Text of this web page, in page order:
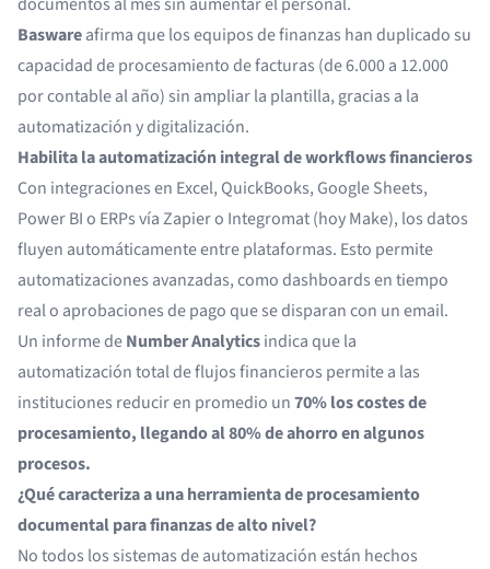
Baswareafirma que los equipos de finanzas han duplicado su
capacidad de procesamiento de facturas (de 6.000 a 12.000
por contable al año) sin ampliar la plantilla, gracias a la
automatización y digitalización.
Habilita la automatización integral de workflows financieros
Con integraciones en Excel, QuickBooks, Google Sheets,
Power BI o ERPs vía Zapier o Integromat (hoy Make), los datos
fluyen automáticamente entre plataformas. Esto permite
automatizaciones avanzadas, como dashboards en tiempo
real o aprobaciones de pago que se disparan con un email.
Un informe deNumber Analyticsindica que la
automatización total de flujos financieros permite a las
instituciones reducir en promedio un70% los costes de
procesamiento, llegando al 80% de ahorro en algunos
procesos.
¿Qué caracteriza a una herramienta de procesamiento
documental para finanzas de alto nivel?
No todos los sistemas de automatización están hechos